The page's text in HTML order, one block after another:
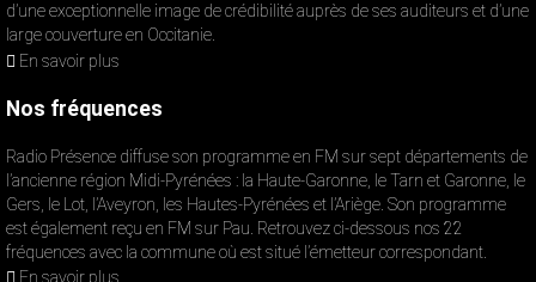
d’une exceptionnelle image de crédibilité auprès de ses auditeurs et d’une
large couverture en Occitanie.
En savoir plus
Nos fréquences
Radio Présence diffuse son programme en FM sur sept départements de
l’ancienne région Midi-Pyrénées : la Haute-Garonne, le Tarn et Garonne, le
Gers, le Lot, l’Aveyron, les Hautes-Pyrénées et l’Ariège. Son programme
est également reçu en FM sur Pau. Retrouvez ci-dessous nos 22
fréquences avec la commune où est situé l’émetteur correspondant.
En savoir plus